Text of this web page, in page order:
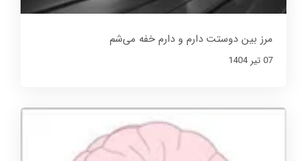
مرز بین دوستت دارم و دارم خفه می‌شم
07 تير 1404